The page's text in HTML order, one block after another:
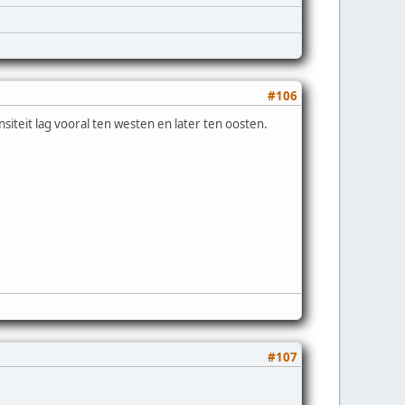
#106
lag vooral ten westen en later ten oosten.
#107